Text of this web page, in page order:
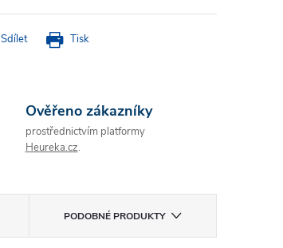
Tisk
Sdílet
Ověřeno zákazníky
prostřednictvím platformy
Heureka.cz.
PODOBNÉ PRODUKTY